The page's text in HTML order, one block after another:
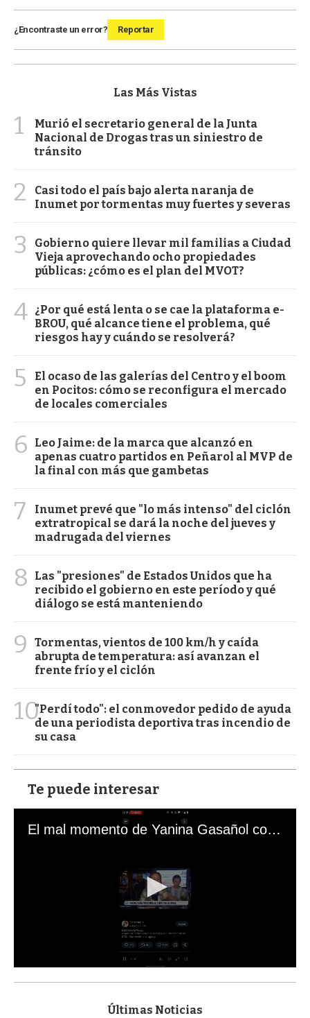
¿Encontraste un error? Reportar
Las Más Vistas
1
Murió el secretario general de la Junta
Nacional de Drogas tras un siniestro de
tránsito
2
Casi todo el país bajo alerta naranja de
Inumet por tormentas muy fuertes y severas
3
Gobierno quiere llevar mil familias a Ciudad
Vieja aprovechando ocho propiedades
públicas: ¿cómo es el plan del MVOT?
4 ¿Por qué está lenta o se cae la plataforma e-
BROU, qué alcance tiene el problema, qué
riesgos hay y cuándo se resolverá?
5
El ocaso de las galerías del Centro y el boom
en Pocitos: cómo se reconfigura el mercado
de locales comerciales
6
Leo Jaime: de la marca que alcanzó en
apenas cuatro partidos en Peñarol al MVP de
la final con más que gambetas
7
Inumet prevé que "lo más intenso" del ciclón
extratropical se dará la noche del jueves y
madrugada del viernes
8
Las "presiones" de Estados Unidos que ha
recibido el gobierno en este período y qué
diálogo se está manteniendo
9
Tormentas, vientos de 100 km/h y caída
abrupta de temperatura: así avanzan el
frente frío y el ciclón
10"Perdí todo": el conmovedor pedido de ayuda
de una periodista deportiva tras incendio de
su casa
Te puede interesar
El mal momento de Yanina Gasañol con un hincha argentino en "Subrayado"
s
Últimas Noticias